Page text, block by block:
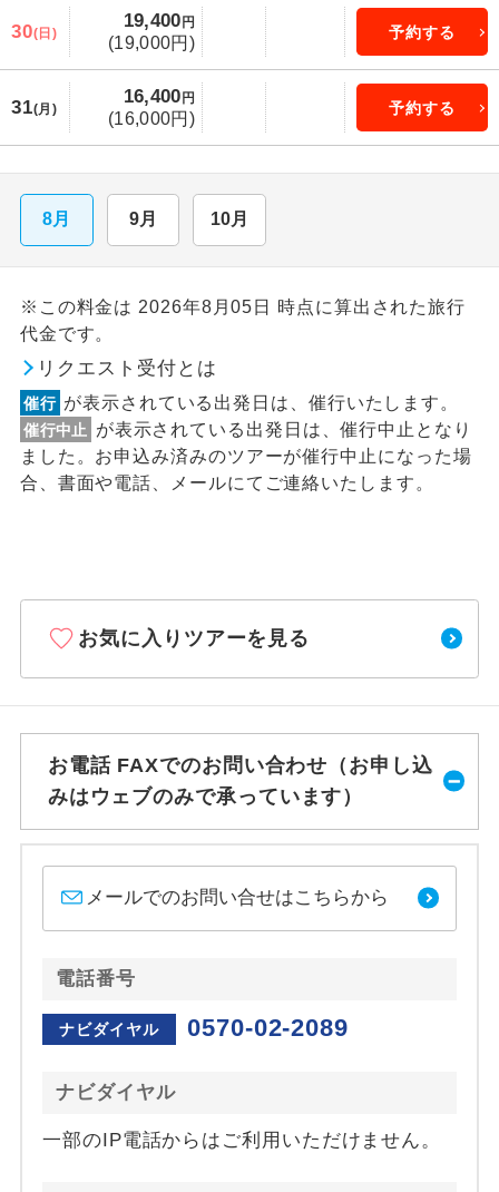
30(日)
19,400 円
(19,000円)
予約する
31(月)
16,400 円
(16,000円)
予約する
8月 9月 10月
※この料金は 2026年8月05日 時点に算出された旅行
代金です。
リクエスト受付とは
催行 が表示されている出発日は、催行いたします。
催行中止
が表示されている出発日は、催行中止となり
ました。お申込み済みのツアーが催行中止になった場
合、書面や電話、メールにてご連絡いたします。
お気に入りツアーを見る
お電話 FAXでのお問い合わせ（お申し込
みはウェブのみで承っています）
メールでのお問い合せはこちらから
電話番号
ナビダイヤル 0570-02-2089
ナビダイヤル
一部のIP電話からはご利用いただけません。